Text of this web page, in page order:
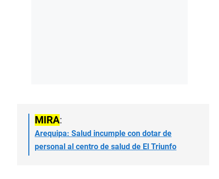
MIRA:
Arequipa: Salud incumple con dotar de
personal al centro de salud de El Triunfo